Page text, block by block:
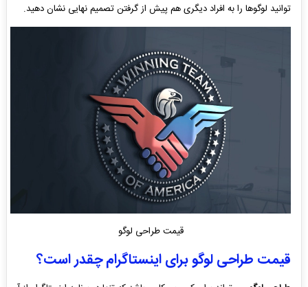
توانید لوگوها را به افراد دیگری هم پیش از گرفتن تصمیم نهایی نشان دهید.
قیمت طراحی لوگو
قیمت طراحی لوگو برای اینستاگرام چقدر است؟